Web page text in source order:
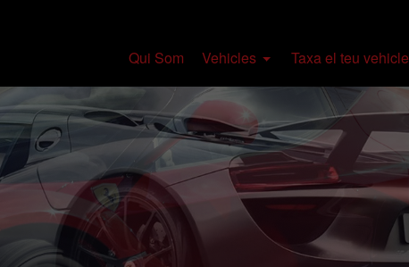
Qui Som Vehicles Taxa el teu vehicle